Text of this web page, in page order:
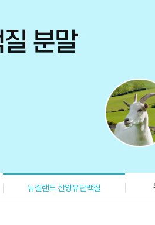
뉴질랜드 산양유단백질